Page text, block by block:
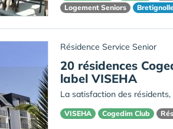
Logement Seniors
Résidence Service Senior
20 résidences
label VISEHA
La satisfaction des
VISEHA Cogedim Club